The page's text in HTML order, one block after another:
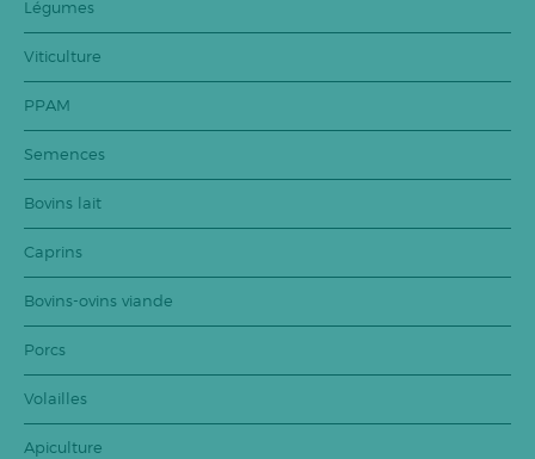
Légumes
Viticulture
PPAM
Semences
Bovins lait
Caprins
Bovins-ovins viande
Porcs
Volailles
Apiculture